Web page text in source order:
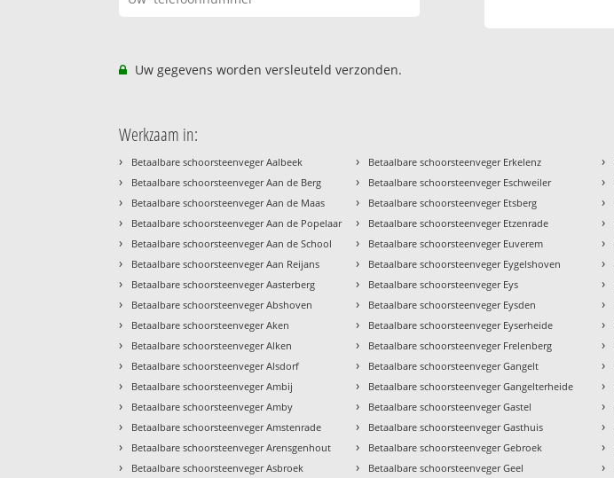
Uw gegevens worden versleuteld verzonden.
Werkzaam in:
› Betaalbare schoorsteenveger Aalbeek
› Betaalbare schoorsteenveger Aan de Berg
› Betaalbare schoorsteenveger Aan de Maas
› Betaalbare schoorsteenveger Aan de Popelaar
› Betaalbare schoorsteenveger Aan de School
› Betaalbare schoorsteenveger Aan Reijans
› Betaalbare schoorsteenveger Aasterberg
› Betaalbare schoorsteenveger Abshoven
› Betaalbare schoorsteenveger Aken
› Betaalbare schoorsteenveger Alken
› Betaalbare schoorsteenveger Alsdorf
› Betaalbare schoorsteenveger Ambij
› Betaalbare schoorsteenveger Amby
› Betaalbare schoorsteenveger Amstenrade
› Betaalbare schoorsteenveger Arensgenhout
› Betaalbare schoorsteenveger Asbroek
› Betaalbare schoorsteenveger Erkelenz
› Betaalbare schoorsteenveger Eschweiler
› Betaalbare schoorsteenveger Etsberg
› Betaalbare schoorsteenveger Etzenrade
› Betaalbare schoorsteenveger Euverem
› Betaalbare schoorsteenveger Eygelshoven
› Betaalbare schoorsteenveger Eys
› Betaalbare schoorsteenveger Eysden
› Betaalbare schoorsteenveger Eyserheide
› Betaalbare schoorsteenveger Frelenberg
› Betaalbare schoorsteenveger Gangelt
› Betaalbare schoorsteenveger Gangelterheide
› Betaalbare schoorsteenveger Gastel
› Betaalbare schoorsteenveger Gasthuis
› Betaalbare schoorsteenveger Gebroek
› Betaalbare schoorsteenveger Geel
›
›
›
›
›
›
›
›
›
›
›
›
›
›
›
›